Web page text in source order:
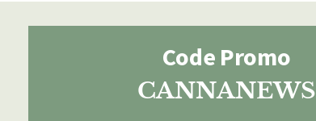
Code Promo
CANNANEWS